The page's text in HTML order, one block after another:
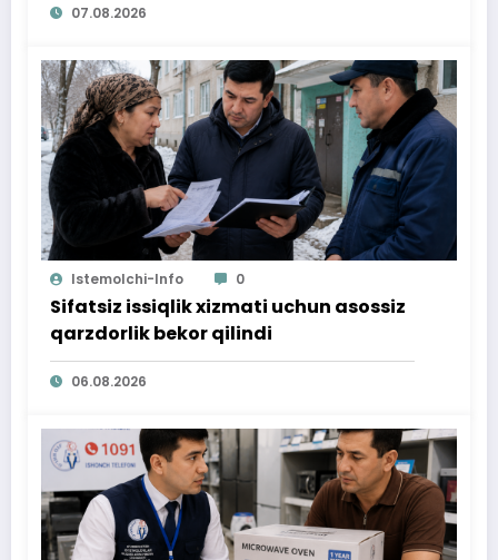
07.08.2026
Istemolchi-Info 0
Sifatsiz issiqlik xizmati uchun asossiz
qarzdorlik bekor qilindi
06.08.2026